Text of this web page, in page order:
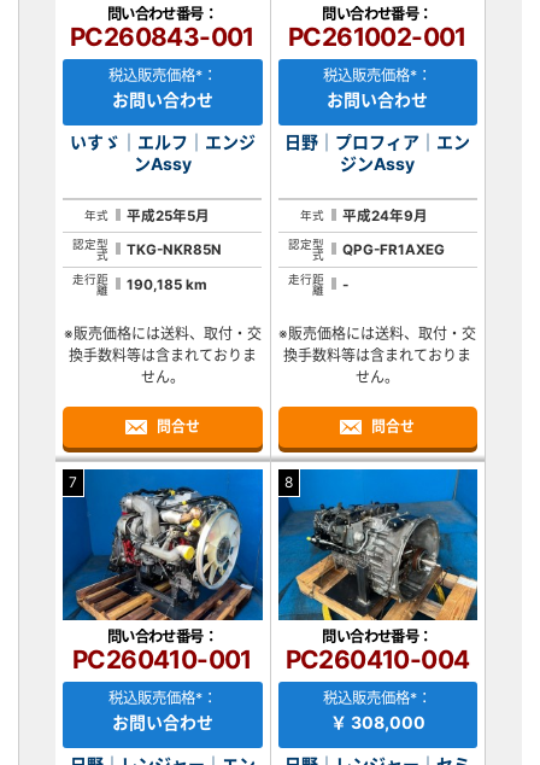
問い合わせ番号：
PC260843-001
税込販売価格*：
お問い合わせ
いすゞ｜エルフ｜エンジ
ンAssy
年式 平成25年5月
認定型
式
TKG-NKR85N
走行距
離
190,185 km
※販売価格には送料、取付・交
換手数料等は含まれておりま
せん。
問合せ
問い合わせ番号：
PC261002-001
税込販売価格*：
お問い合わせ
日野｜プロフィア｜エン
ジンAssy
年式 平成24年9月
認定型
式
QPG-FR1AXEG
走行距
離
-
※販売価格には送料、取付・交
換手数料等は含まれておりま
せん。
問合せ
7
問い合わせ番号：
PC260410-001
税込販売価格*：
お問い合わせ
8
問い合わせ番号：
PC260410-004
税込販売価格*：
￥ 308,000